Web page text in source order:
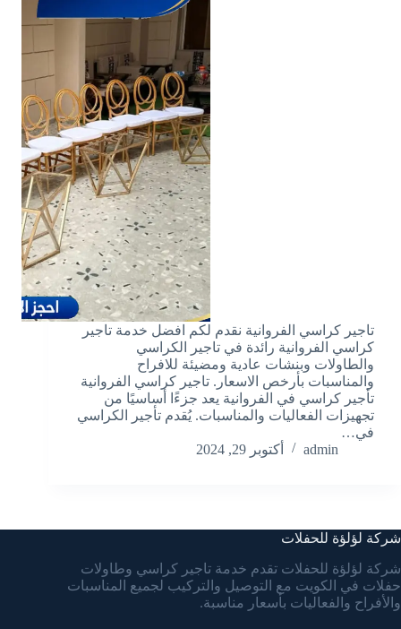
تاجير كراسي الفروانية نقدم لكم افضل خدمة تاجير
كراسي الفروانية رائدة في تاجير الكراسي
والطاولات وبنشات عادية ومضيئة للافراح
والمناسبات بأرخص الاسعار. تاجير كراسي الفروانية
تأجير كراسي في الفروانية يعد جزءًا أساسيًا من
تجهيزات الفعاليات والمناسبات. يُقدم تأجير الكراسي
في…
admin
أكتوبر 29, 2024
شركة لؤلؤة للحفلات
شركة لؤلؤة للحفلات تقدم خدمة تاجير كراسي وطاولات
حفلات في الكويت مع التوصيل والتركيب لجميع المناسبات
والأفراح والفعاليات بأسعار مناسبة.